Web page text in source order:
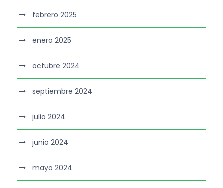
febrero 2025
enero 2025
octubre 2024
septiembre 2024
julio 2024
junio 2024
mayo 2024